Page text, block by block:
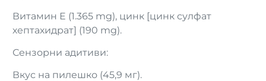
Витамин Е (1.365 mg), цинк [цинк сулфат
хептахидрат] (190 mg).
Сензорни адитиви:
Вкус на пилешко (45,9 мг).